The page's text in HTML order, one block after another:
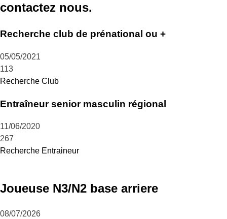
contactez nous.
Recherche club de prénational ou +
05/05/2021
113
Recherche Club
Entraîneur senior masculin régional
11/06/2020
267
Recherche Entraineur
Joueuse N3/N2 base arriere
08/07/2026